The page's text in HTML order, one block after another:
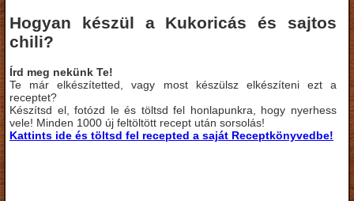
Hogyan készül a Kukoricás és sajtos
chili?
Írd meg nekünk Te!
Te már elkészítetted, vagy most készülsz elkészíteni ezt a
receptet?
Készítsd el, fotózd le és töltsd fel honlapunkra, hogy nyerhess
vele! Minden 1000 új feltöltött recept után sorsolás!
Kattints ide és töltsd fel recepted a saját Receptkönyvedbe!